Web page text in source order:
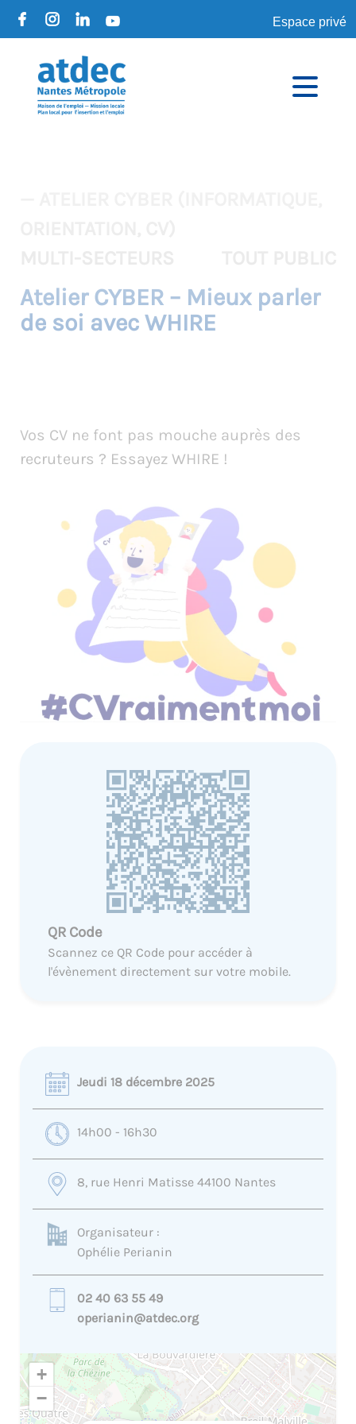
Espace privé
Atelier CYBER – Mieux parler
de soi avec WHIRE
Vos CV ne font pas mouche auprès des
recruteurs ? Essayez WHIRE !
QR Code
Scannez ce QR Code pour accéder à
l'évènement directement sur votre mobile.
Jeudi 18 décembre 2025
14h00 - 16h30
8, rue Henri Matisse 44100 Nantes
Organisateur :
Ophélie Perianin
02 40 63 55 49
operianin@atdec.org
+
−